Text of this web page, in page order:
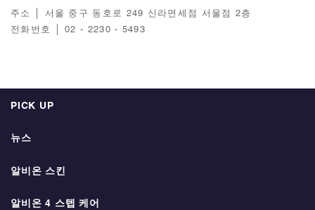
주소 │ 서울 중구 동호로 249 신라면세점 서울점 2층
전화번호 │ 02 - 2230 - 5493
PICK UP
뉴스
알비온 스킨
알비온 4 스텝 케어